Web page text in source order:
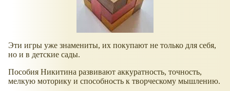
Эти игры уже знамениты, их покупают не только для себя,
но и в детские сады.
Пособия Никитина развивают аккуратность, точность,
мелкую моторику и способность к творческому мышлению.